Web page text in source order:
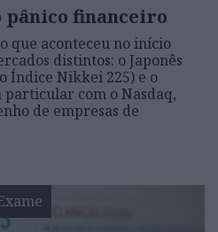
pânico financeiro
que aconteceu no início
distintos: o Japonês
Índice Nikkei 225) e o
com o Nasdaq,
de empresas de